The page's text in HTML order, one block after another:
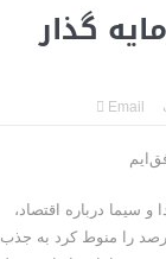
شد
گذار
Email
سیما درباره اقتصاد،
که وعده‌ای فراتر از توان، اختیارات و شرایط موجود، نداد. برای مثال رشد ۸ درصد را منوط کرد به جذب